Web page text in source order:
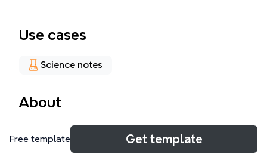
Use cases
Science notes
About
心肺复苏（CPR）思维导图模板系统梳理了心脏骤停急
救的完整流程，涵盖仪表准备、操作流程、目的和原则
Free template Get template